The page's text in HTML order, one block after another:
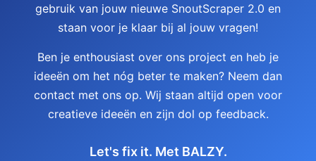
gebruik van jouw nieuwe SnoutScraper 2.0 en
staan voor je klaar bij al jouw vragen!
Ben je enthousiast over ons project en heb je
ideeën om het nóg beter te maken? Neem dan
contact met ons op. Wij staan altijd open voor
creatieve ideeën en zijn dol op feedback.
Let's fix it. Met BALZY.